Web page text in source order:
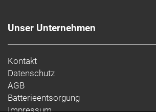
Unser Unternehmen
Kontakt
Datenschutz
AGB
Batterieentsorgung
Impressum